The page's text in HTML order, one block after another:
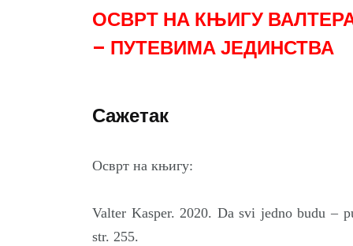
ОСВРТ НА КЊИГУ
– ПУТЕВИМА ЈЕДИНСТВА
Сажетак
Осврт на књигу:
Valter Kasper. 2020. Da svi jedno budu –
str. 255.